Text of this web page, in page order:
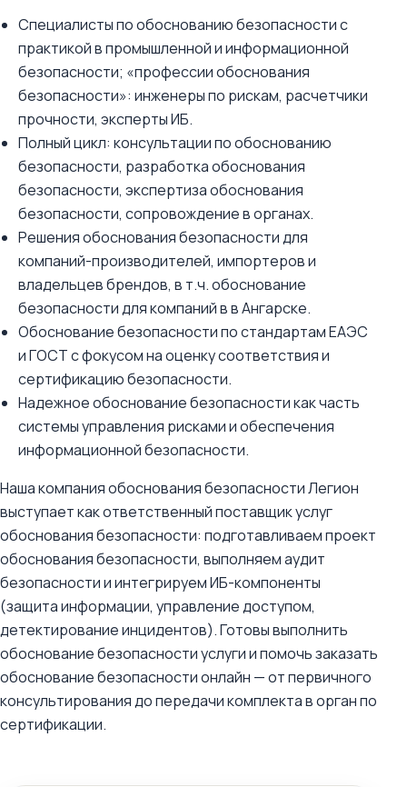
Специалисты по обоснованию безопасности с
практикой в промышленной и информационной
безопасности; «профессии обоснования
безопасности»: инженеры по рискам, расчетчики
прочности, эксперты ИБ.
Полный цикл: консультации по обоснованию
безопасности, разработка обоснования
безопасности, экспертиза обоснования
безопасности, сопровождение в органах.
Решения обоснования безопасности для
компаний-производителей, импортеров и
владельцев брендов, в т.ч. обоснование
безопасности для компаний в в Ангарске.
Обоснование безопасности по стандартам ЕАЭС
и ГОСТ с фокусом на оценку соответствия и
сертификацию безопасности.
Надежное обоснование безопасности как часть
системы управления рисками и обеспечения
информационной безопасности.
Наша компания обоснования безопасности Легион
выступает как ответственный поставщик услуг
обоснования безопасности: подготавливаем проект
обоснования безопасности, выполняем аудит
безопасности и интегрируем ИБ-компоненты
(защита информации, управление доступом,
детектирование инцидентов). Готовы выполнить
обоснование безопасности услуги и помочь заказать
обоснование безопасности онлайн — от первичного
консультирования до передачи комплекта в орган по
сертификации.